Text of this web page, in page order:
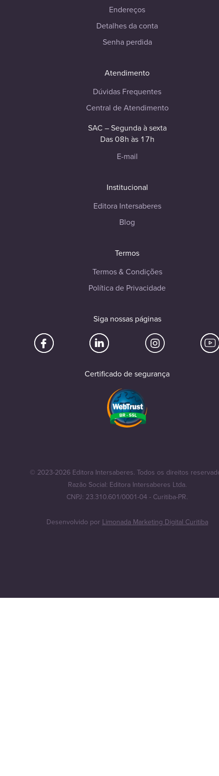
Endereços
Detalhes da conta
Senha perdida
Atendimento
Dúvidas Frequentes
Central de Atendimento
SAC – Segunda à sexta
Das 08h às 17h
E-mail
Institucional
Editora Intersaberes
Blog
Termos
Termos & Condições
Política de Privacidade
Siga nossas páginas
Certificado de segurança
© 2023-2026 Editora Intersaberes. Todos os direitos
Razão Social: Editora Intersaberes Ltda.
CNPJ: 23.310.601/0001-04 - Curitiba-PR.
Desenvolvido porLimonada Marketing Digital Curitiba